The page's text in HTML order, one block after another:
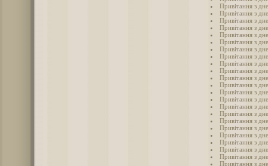
Привітання з
Привітання з
Привітання з
Привітання з
Привітання з
Привітання з
Привітання з
Привітання з
Привітання з
Привітання з
Привітання з
Привітання з
Привітання з
Привітання з
Привітання з
Привітання з
Привітання з
Привітання з
Привітання з
Привітання з
Привітання з
Привітання з
Привітання з